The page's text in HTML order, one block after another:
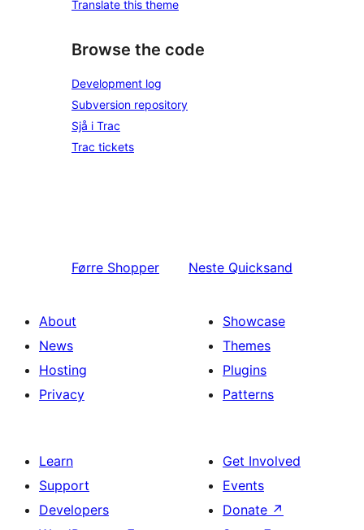
Translate this theme
Browse the code
Development log
Subversion repository
Sjå i Trac
Trac tickets
Førre Shopper Neste Quicksand
About
News
Hosting
Privacy
Showcase
Themes
Plugins
Patterns
Learn
Support
Developers
Get Involved
Events
Donate ↗